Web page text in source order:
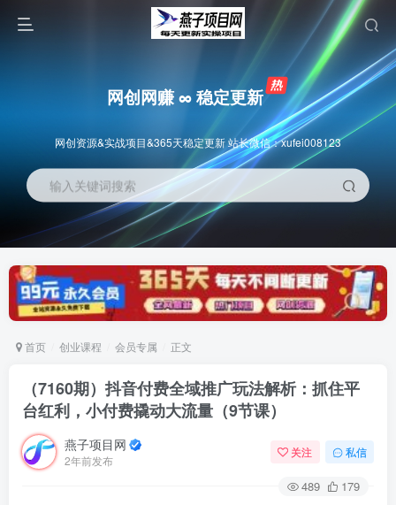
网创网赚 ∞ 稳定更新
网创资源&实战项目&365天稳定更新 站长微信：xufei008123
输入关键词搜索
首页 创业课程 会员专属 正文
（7160期）抖音付费全域推广玩法解析：抓住平
台红利，小付费撬动大流量（9节课）
燕子项目网
2年前发布
关注 私信
489 179